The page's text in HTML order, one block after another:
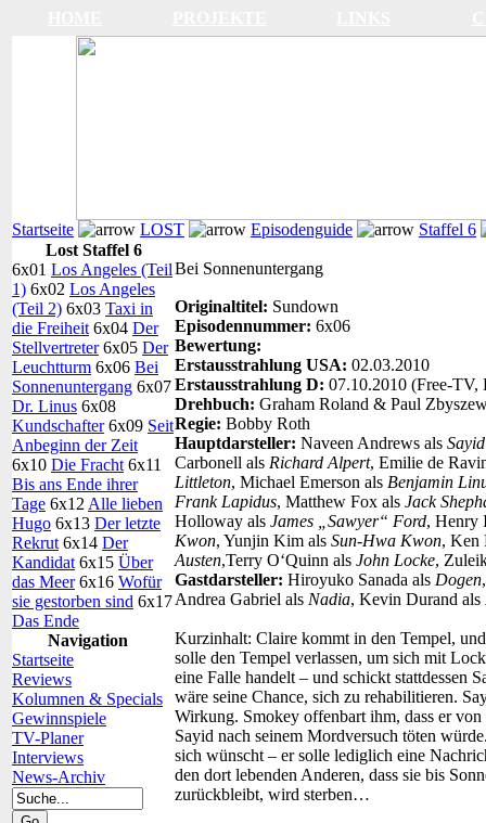
Startseite LOST Episodenguide
Staffel 6
Lost Staffel 6
6x01 Los Angeles (Teil
1) 6x02 Los Angeles
(Teil 2) 6x03 Taxi in
die Freiheit 6x04 Der
Stellvertreter6x05 Der
Leuchtturm 6x06 Bei
Sonnenuntergang 6x07
Dr. Linus 6x08
Kundschafter6x09 Seit
Anbeginn der Zeit
6x10 Die Fracht 6x11
Bis ans Ende ihrer
Tage 6x12 Alle lieben
Hugo 6x13 Der letzte
Rekrut 6x14 Der
Kandidat 6x15 Über
das Meer6x16 Wofür
sie gestorben sind 6x17
Das Ende
Navigation
Startseite
Reviews
Kolumnen & Specials
Gewinnspiele
TV-Planer
Interviews
News-Archiv
Bei Sonnenuntergang
Originaltitel: Sundown
Episodennummer: 6x06
Bewertung:
Erstausstrahlung USA: 02.03.2010
Erstausstrahlung D: 07.10.2010 (Free-TV,
Drehbuch: Graham Roland & Paul
Regie: Bobby Roth
Hauptdarsteller: Naveen Andrews als
Carbonell als Richard Alpert, Emilie de
Littleton, Michael Emerson als Benjamin
Frank Lapidus, Matthew Fox als Jack
Holloway als James „Sawyer“ Ford, Henry
Kwon, Yunjin Kim als Sun-Hwa Kwon, Ken
Austen,Terry O‘Quinn als John Locke,
Gastdarsteller: Hiroyuko Sanada als Dogen
Andrea Gabriel als Nadia, Kevin Durand als
Kurzinhalt: Claire kommt in den Tempel,
solle den Tempel verlassen, um sich mit
eine Falle handelt – und schickt stattdessen
wäre seine Chance, sich zu rehabilitieren.
Wirkung. Smokey offenbart ihm, dass er
Sayid nach seinem Mordversuch töten
sich wünscht – er solle lediglich eine
den dort lebenden Anderen, dass sie bis
zurückbleibt, wird sterben…